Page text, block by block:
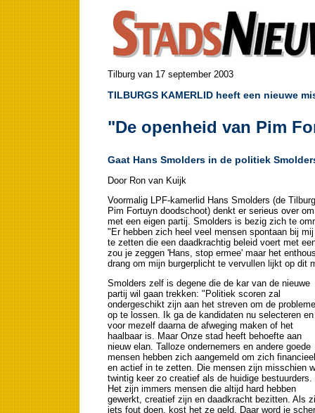
Tilburg van 17 september 2003
TILBURGS KAMERLID heeft een nieuwe
"De openheid van Pim
Gaat Hans Smolders in de politiek
Door Ron van Kuijk
Voormalig LPF-kamerlid Hans Smolders (de
Pim Fortuyn doodschoot) denkt er serieus over
met een eigen partij. Smolders is bezig zich te
"Er hebben zich heel veel mensen spontaan bij
te zetten die een daadkrachtig beleid voert met
zou je zeggen 'Hans, stop ermee' maar het
drang om mijn burgerplicht te vervullen lijkt op dit
Smolders zelf is degene die de kar van de nieuwe
partij wil gaan trekken: "Politiek scoren zal
ondergeschikt zijn aan het streven om de
op te lossen. Ik ga de kandidaten nu selecteren en
voor mezelf daarna de afweging maken of het
haalbaar is. Maar Onze stad heeft behoefte aan
nieuw elan. Talloze ondernemers en andere goede
mensen hebben zich aangemeld om zich financieel
en actief in te zetten. Die mensen zijn misschien
twintig keer zo creatief als de huidige bestuurders.
Het zijn immers mensen die altijd hard hebben
gewerkt, creatief zijn en daadkracht bezitten. Als
iets fout doen, kost het ze geld. Daar word je